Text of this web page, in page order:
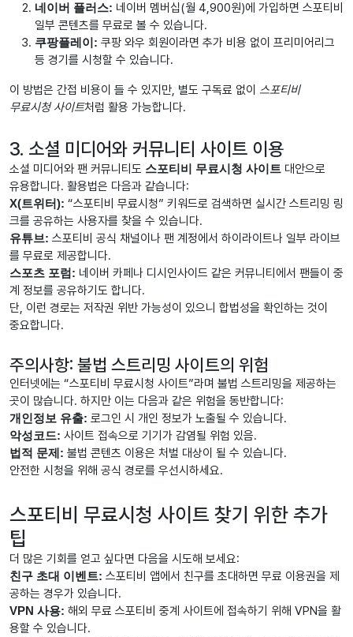
네이버 플러스: 네이버 멤버십(월 4,900원)에 가입하면 스포티비
일부 콘텐츠를 무료로 볼 수 있습니다.
쿠팡플레이: 쿠팡 와우 회원이라면 추가 비용 없이 프리미어리그
등 경기를 시청할 수 있습니다.
이 방법은 간접 비용이 들 수 있지만, 별도 구독료 없이 스포티비
무료시청 사이트처럼 활용 가능합니다.
3. 소셜 미디어와 커뮤니티 사이트 이용
소셜 미디어와 팬 커뮤니티도 스포티비 무료시청 사이트 대안으로
유용합니다. 활용법은 다음과 같습니다:
X(트위터): “스포티비 무료시청” 키워드로 검색하면 실시간 스트리밍 링
크를 공유하는 사용자를 찾을 수 있습니다.
유튜브: 스포티비 공식 채널이나 팬 계정에서 하이라이트나 일부 라이브
를 무료로 제공합니다.
스포츠 포럼: 네이버 카페나 디시인사이드 같은 커뮤니티에서 팬들이 중
계 정보를 공유하기도 합니다.
단, 이런 경로는 저작권 위반 가능성이 있으니 합법성을 확인하는 것이
중요합니다.
주의사항: 불법 스트리밍 사이트의 위험
인터넷에는 “스포티비 무료시청 사이트”라며 불법 스트리밍을 제공하는
곳이 많습니다. 하지만 이는 다음과 같은 위험을 동반합니다:
개인정보 유출: 로그인 시 개인 정보가 노출될 수 있습니다.
악성코드: 사이트 접속으로 기기가 감염될 위험 있음.
법적 문제: 불법 콘텐츠 이용은 처벌 대상이 될 수 있습니다.
안전한 시청을 위해 공식 경로를 우선시하세요.
스포티비 무료시청 사이트 찾기 위한 추가
팁
더 많은 기회를 얻고 싶다면 다음을 시도해 보세요:
친구 초대 이벤트: 스포티비 앱에서 친구를 초대하면 무료 이용권을 제
공하는 경우가 있습니다.
VPN 사용: 해외 무료 스포티비 중계 사이트에 접속하기 위해 VPN을 활
용할 수 있습니다.